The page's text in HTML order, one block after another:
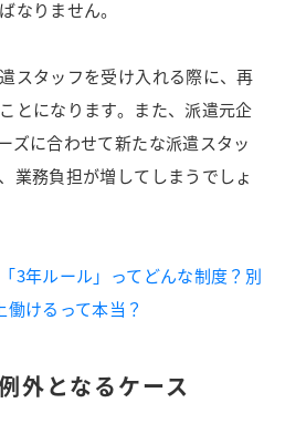
なりません。
スタッフを受け入れる際に、再
とになります。 また、派遣元企
ズに合わせて新たな派遣スタッ
業務負担が増してしまうでしょ
3年ルール」ってどんな制度？別
けるって本当？
外となるケース